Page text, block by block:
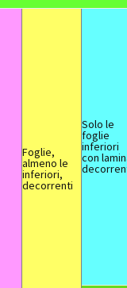
Foglie,
almeno le
inferiori,
decorrenti
Solo le
foglie
inferiori
con